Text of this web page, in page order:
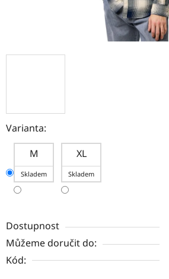
Varianta:
M
Skladem
XL
Skladem
Dostupnost
Můžeme doručit do:
Kód: